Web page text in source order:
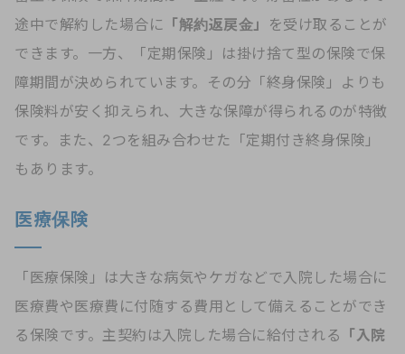
途中で解約した場合に 「解約返戻金」
を受け取ることが
できます。一方、「定期保険」は掛け捨て型の保険で保
障期間が決められています。その分「終身保険」よりも
保険料が安く抑えられ、大きな保障が得られるのが特徴
です。また、2つを組み合わせた「定期付き終身保険」
もあります。
医療保険
「医療保険」は大きな病気やケガなどで入院した場合に
医療費や医療費に付随する費用として備えることができ
る保険です。主契約は入院した場合に給付される 「入院